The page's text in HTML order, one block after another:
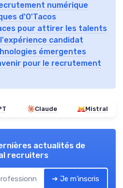
numérique
d'O'Tacos
pour attirer les talents
candidat
émergentes
pour le recrutement
Claude Mistral
actualités de
recruiters
➔ Je m'inscris